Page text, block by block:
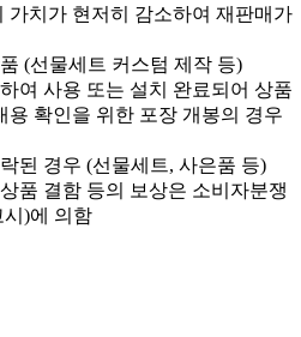
가치가 현저히 감소하여 재판매가
(선물세트 커스텀 제작 등)
여 사용 또는 설치 완료되어 상품
용 확인을 위한 포장 개봉의 경우
된 경우 (선물세트, 사은품 등)
품 결함 등의 보상은 소비자분쟁
)에 의함